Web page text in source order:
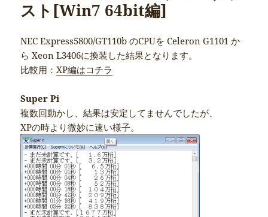
スト[Win7 64bit編]
NEC Express5800/GT110b のCPUを Celeron G1101 か
ら Xeon L3406に換装した結果となります。
比較用：XP編はコチラ
Super Pi
複数回動かし、結果は安定してませんでしたが、
XPの時より微妙に速い様子。